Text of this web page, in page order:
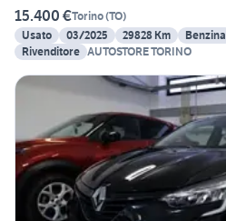
15.400 €Torino(TO)
Usato
03/2025 29828 Km Benzina
Rivenditore AUTOSTORE TORINO